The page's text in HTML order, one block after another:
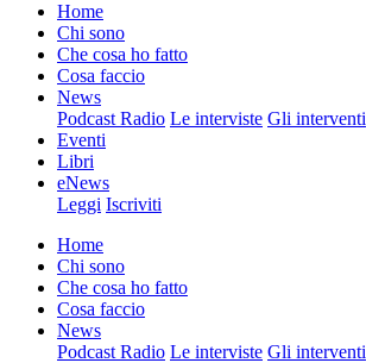
Home
Chi sono
Che cosa ho fatto
Cosa faccio
News
Podcast Radio Le interviste Gli interventi
Eventi
Libri
eNews
Leggi Iscriviti
Home
Chi sono
Che cosa ho fatto
Cosa faccio
News
Podcast Radio Le interviste Gli interventi